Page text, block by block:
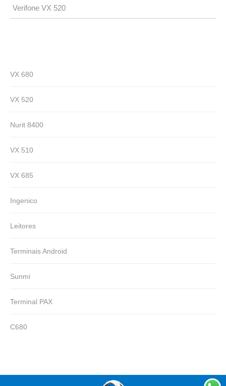
Verifone VX 520
VX 680
VX 520
Nurit 8400
VX 510
VX 685
Ingenico
Leitores
Terminais Android
Sunmi
Terminal PAX
C680